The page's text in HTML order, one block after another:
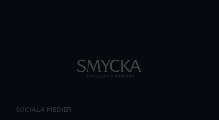
SOCIALA MEDIER